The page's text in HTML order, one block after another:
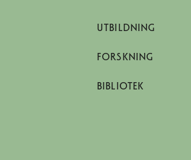
UTBILDNING
FORSKNING
BIBLIOTEK